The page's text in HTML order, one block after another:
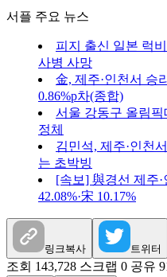
서플 주요 뉴스
피지 출신 일본 럭
사병 사망
金, 제주·인천서
0.86%p차(종합)
서울 강동구 올림
정체
김민석, 제주·인천
는 초박빙
[속보] 與경선 제주
42.08%·宋 10.17%
링크복사 트위터
조회 143,728 스크랩 0 공유